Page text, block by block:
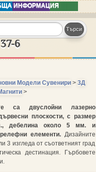
ИНФОРМАЦИЯ
6
Модели Сувенири> 3Д
>
са двуслойни лазерно
плоскости, с размер
дебелина около 5 мм. и
елементи. Дизайните
3 изгледа от съответният град
дестинация. Гърбовете